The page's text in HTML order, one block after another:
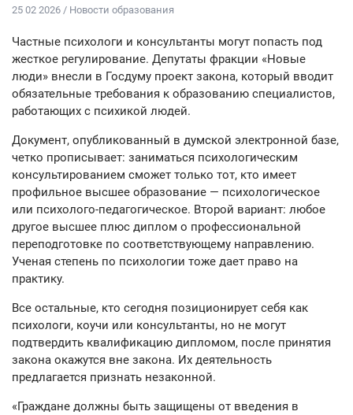
25 02 2026 / Новости образования
Частные психологи и консультанты могут попасть под
жесткое регулирование. Депутаты фракции «Новые
люди» внесли в Госдуму проект закона, который вводит
обязательные требования к образованию специалистов,
работающих с психикой людей.
Документ, опубликованный в думской электронной базе,
четко прописывает: заниматься психологическим
консультированием сможет только тот, кто имеет
профильное высшее образование — психологическое
или психолого-педагогическое. Второй вариант: любое
другое высшее плюс диплом о профессиональной
переподготовке по соответствующему направлению.
Ученая степень по психологии тоже дает право на
практику.
Все остальные, кто сегодня позиционирует себя как
психологи, коучи или консультанты, но не могут
подтвердить квалификацию дипломом, после принятия
закона окажутся вне закона. Их деятельность
предлагается признать незаконной.
«Граждане должны быть защищены от введения в